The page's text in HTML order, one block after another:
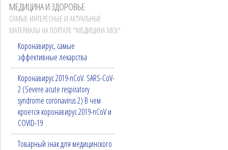
МЕДИЦИНА И ЗДОРОВЬЕ
САМЫЕ ИНТЕРЕСНЫЕ И АКТУАЛЬНЫЕ
МАТЕРИАЛЫ НА ПОРТАЛЕ "МЕДИЦИНА МСК"
Коронавирус, самые
эффективные лекарства
Коронавирус 2019-nCoV. SARS-CoV-
2 (Severe acute respiratory
syndrome coronavirus 2) В чем
кроется коронавирус 2019-nCoV и
COVID-19
Товарный знак для медицинского